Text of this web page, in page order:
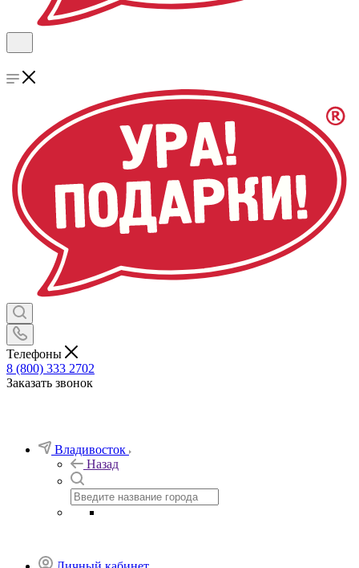
Телефоны
8 (800) 333 2702
Заказать звонок
Владивосток
Назад